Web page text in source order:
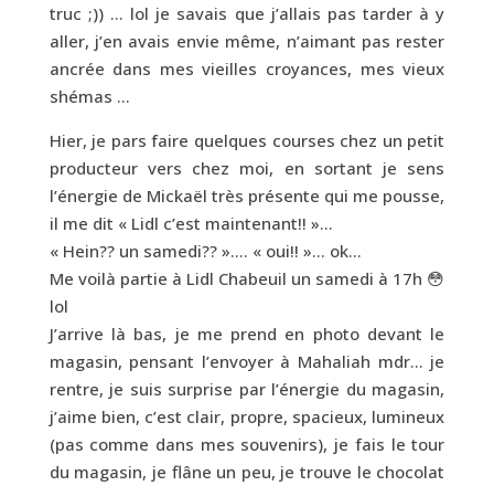
truc ;)) … lol je savais que j’allais pas tarder à y
aller, j’en avais envie même, n’aimant pas rester
ancrée dans mes vieilles croyances, mes vieux
shémas …
Hier, je pars faire quelques courses chez un petit
producteur vers chez moi, en sortant je sens
l’énergie de Mickaël très présente qui me pousse,
il me dit « Lidl c’est maintenant!! »…
« Hein?? un samedi?? »…. « oui!! »… ok…
Me voilà partie à Lidl Chabeuil un samedi à 17h 😳
lol
J’arrive là bas, je me prend en photo devant le
magasin, pensant l’envoyer à Mahaliah mdr… je
rentre, je suis surprise par l’énergie du magasin,
j’aime bien, c’est clair, propre, spacieux, lumineux
(pas comme dans mes souvenirs), je fais le tour
du magasin, je flâne un peu, je trouve le chocolat